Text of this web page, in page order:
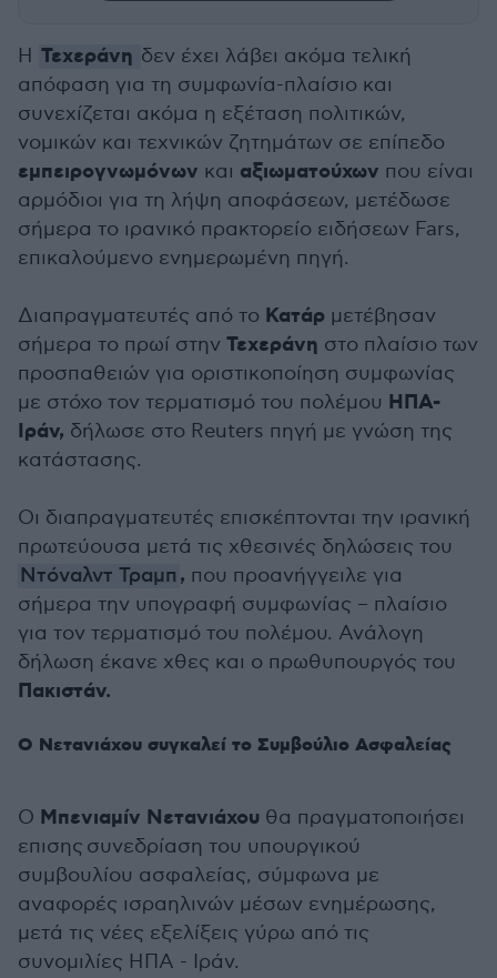
Η Τεχεράνη δεν έχει λάβει ακόμα τελική
απόφαση για τη συμφωνία-πλαίσιο και
συνεχίζεται ακόμα η εξέταση πολιτικών,
νομικών και τεχνικών ζητημάτων σε επίπεδο
εμπειρογνωμόνων και αξιωματούχων που είναι
αρμόδιοι για τη λήψη αποφάσεων, μετέδωσε
σήμερα το ιρανικό πρακτορείο ειδήσεων Fars,
επικαλούμενο ενημερωμένη πηγή.
Διαπραγματευτές από το Κατάρ μετέβησαν
σήμερα το πρωί στην Τεχεράνη στο πλαίσιο των
προσπαθειών για οριστικοποίηση συμφωνίας
με στόχο τον τερματισμό του πολέμου ΗΠΑ-
Ιράν, δήλωσε στο Reuters πηγή με γνώση της
κατάστασης.
Οι διαπραγματευτές επισκέπτονται την ιρανική
πρωτεύουσα μετά τις χθεσινές δηλώσεις του
Ντόναλντ Τραμπ , που προανήγγειλε για
σήμερα την υπογραφή συμφωνίας – πλαίσιο
για τον τερματισμό του πολέμου. Ανάλογη
δήλωση έκανε χθες και ο πρωθυπουργός του
Πακιστάν.
Ο Νετανιάχου συγκαλεί το Συμβούλιο Ασφαλείας
Ο Μπενιαμίν Νετανιάχου θα πραγματοποιήσει
επισης συνεδρίαση του υπουργικού
συμβουλίου ασφαλείας, σύμφωνα με
αναφορές ισραηλινών μέσων ενημέρωσης,
μετά τις νέες εξελίξεις γύρω από τις
συνομιλίες ΗΠΑ - Ιράν.